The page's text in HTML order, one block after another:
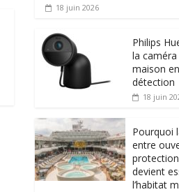
18 juin 2026
Philips
la
maison
détection
18 juin
Pourquoi
entre
devient
l’habitat